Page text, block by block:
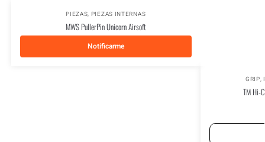
PIEZAS, PIEZAS INTERNAS
MWS PullerPin Unicorn Airsoft
Notificarme
GRIP,
TM Hi-